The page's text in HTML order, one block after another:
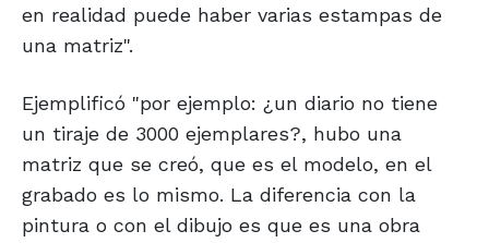
en realidad puede haber varias estampas de
una matriz".
Ejemplificó "por ejemplo: ¿un diario no tiene
un tiraje de 3000 ejemplares?, hubo una
matriz que se creó, que es el modelo, en el
grabado es lo mismo. La diferencia con la
pintura o con el dibujo es que es una obra